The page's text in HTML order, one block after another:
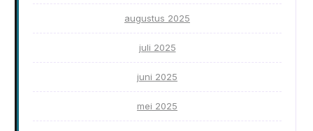
augustus 2025
juli 2025
juni 2025
mei 2025